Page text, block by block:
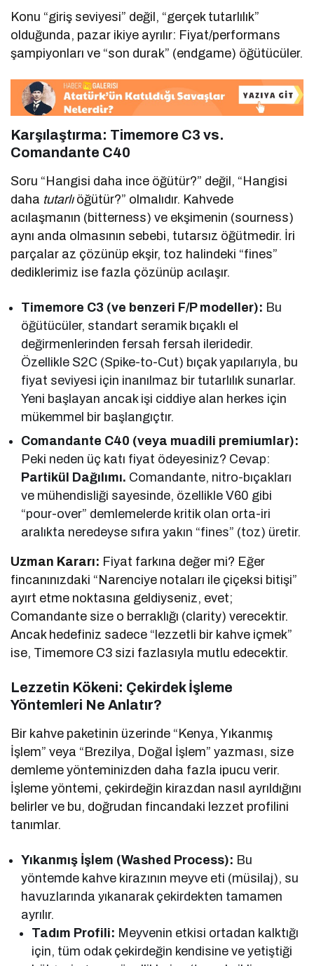
Konu “giriş seviyesi” değil, “gerçek tutarlılık”
olduğunda, pazar ikiye ayrılır: Fiyat/performans
şampiyonları ve “son durak” (endgame) öğütücüler.
Karşılaştırma: Timemore C3 vs.
Comandante C40
Soru “Hangisi daha ince öğütür?” değil, “Hangisi
daha tutarlıöğütür?” olmalıdır. Kahvede
acılaşmanın (bitterness) ve ekşimenin (sourness)
aynı anda olmasının sebebi, tutarsız öğütmedir. İri
parçalar az çözünüp ekşir, toz halindeki “fines”
dediklerimiz ise fazla çözünüp acılaşır.
Timemore C3 (ve benzeri F/P modeller): Bu
öğütücüler, standart seramik bıçaklı el
değirmenlerinden fersah fersah ileridedir.
Özellikle S2C (Spike-to-Cut) bıçak yapılarıyla, bu
fiyat seviyesi için inanılmaz bir tutarlılık sunarlar.
Yeni başlayan ancak işi ciddiye alan herkes için
mükemmel bir başlangıçtır.
Comandante C40 (veya muadili premiumlar):
Peki neden üç katı fiyat ödeyesiniz? Cevap:
Partikül Dağılımı. Comandante, nitro-bıçakları
ve mühendisliği sayesinde, özellikle V60 gibi
“pour-over” demlemelerde kritik olan orta-iri
aralıkta neredeyse sıfıra yakın “fines” (toz) üretir.
Uzman Kararı: Fiyat farkına değer mi? Eğer
fincanınızdaki “Narenciye notaları ile çiçeksi bitişi”
ayırt etme noktasına geldiyseniz, evet;
Comandante size o berraklığı (clarity) verecektir.
Ancak hedefiniz sadece “lezzetli bir kahve içmek”
ise, Timemore C3 sizi fazlasıyla mutlu edecektir.
Lezzetin Kökeni: Çekirdek İşleme
Yöntemleri Ne Anlatır?
Bir kahve paketinin üzerinde “Kenya, Yıkanmış
İşlem” veya “Brezilya, Doğal İşlem” yazması, size
demleme yönteminizden daha fazla ipucu verir.
İşleme yöntemi, çekirdeğin kirazdan nasıl ayrıldığını
belirler ve bu, doğrudan fincandaki lezzet profilini
tanımlar.
Yıkanmış İşlem (Washed Process): Bu
yöntemde kahve kirazının meyve eti (müsilaj), su
havuzlarında yıkanarak çekirdekten tamamen
ayrılır.
Tadım Profili: Meyvenin etkisi ortadan kalktığı
için, tüm odak çekirdeğin kendisine ve yetiştiği